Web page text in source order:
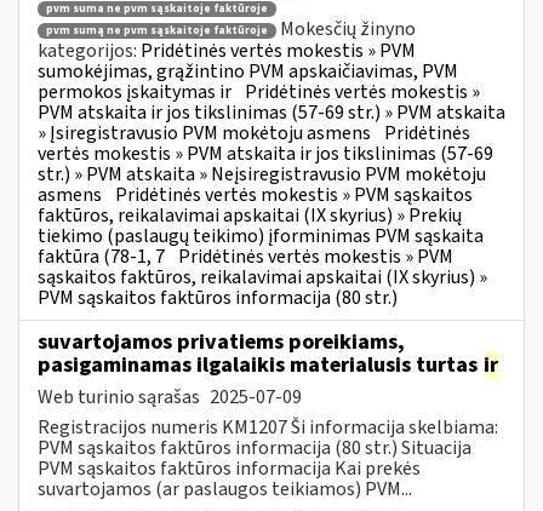
pvm suma ne pvm sąskaitoje faktūroje
pvm sumą ne pvm sąskaitoje faktūroje
Mokesčių žinyno
kategorijos: Pridėtinės vertės mokestis » PVM
sumokėjimas, grąžintino PVM apskaičiavimas, PVM
permokos įskaitymas ir Pridėtinės vertės mokestis »
PVM atskaita ir jos tikslinimas (57-69 str.) » PVM atskaita
» Įsiregistravusio PVM mokėtoju asmens Pridėtinės
vertės mokestis » PVM atskaita ir jos tikslinimas (57-69
str.) » PVM atskaita » Neįsiregistravusio PVM mokėtoju
asmens Pridėtinės vertės mokestis » PVM sąskaitos
faktūros, reikalavimai apskaitai (IX skyrius) » Prekių
tiekimo (paslaugų teikimo) įforminimas PVM sąskaita
faktūra (78-1, 7 Pridėtinės vertės mokestis » PVM
sąskaitos faktūros, reikalavimai apskaitai (IX skyrius) »
PVM sąskaitos faktūros informacija (80 str.)
suvartojamos privatiems poreikiams,
pasigaminamas ilgalaikis materialusis turtas ir
Web turinio sąrašas 2025-07-09
Registracijos numeris KM1207 Ši informacija skelbiama:
PVM sąskaitos faktūros informacija (80 str.) Situacija
PVM sąskaitos faktūros informacija Kai prekės
suvartojamos (ar paslaugos teikiamos) PVM...